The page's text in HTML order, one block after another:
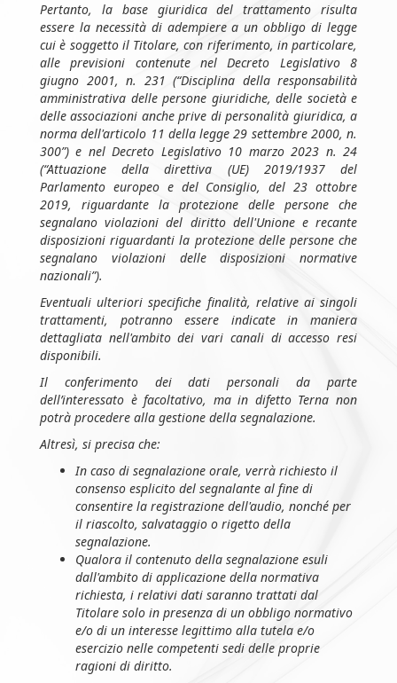
Pertanto, la base giuridica del trattamento risulta
essere la necessità di adempiere a un obbligo di legge
cui è soggetto il Titolare, con riferimento, in particolare,
alle previsioni contenute nel Decreto Legislativo 8
giugno 2001, n. 231 (“Disciplina della responsabilità
amministrativa delle persone giuridiche, delle società e
delle associazioni anche prive di personalità giuridica, a
norma dell'articolo 11 della legge 29 settembre 2000, n.
300”) e nel Decreto Legislativo 10 marzo 2023 n. 24
(“Attuazione della direttiva (UE) 2019/1937 del
Parlamento europeo e del Consiglio, del 23 ottobre
2019, riguardante la protezione delle persone che
segnalano violazioni del diritto dell'Unione e recante
disposizioni riguardanti la protezione delle persone che
segnalano violazioni delle disposizioni normative
nazionali”).
Eventuali ulteriori specifiche finalità, relative ai singoli
trattamenti, potranno essere indicate in maniera
dettagliata nell'ambito dei vari canali di accesso resi
disponibili.
Il conferimento dei dati personali da parte
dell’interessato è facoltativo, ma in difetto Terna non
potrà procedere alla gestione della segnalazione.
Altresì, si precisa che:
In caso di segnalazione orale, verrà richiesto il
consenso esplicito del segnalante al fine di
consentire la registrazione dell'audio, nonché per
il riascolto, salvataggio o rigetto della
segnalazione.
Qualora il contenuto della segnalazione esuli
dall'ambito di applicazione della normativa
richiesta, i relativi dati saranno trattati dal
Titolare solo in presenza di un obbligo normativo
e/o di un interesse legittimo alla tutela e/o
esercizio nelle competenti sedi delle proprie
ragioni di diritto.